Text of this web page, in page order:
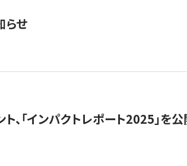
らせ
、「インパクトレポート2025」を